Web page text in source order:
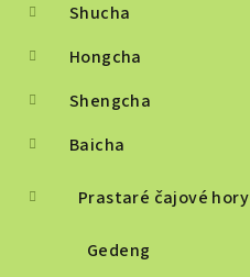
Shucha
Hongcha
Shengcha
Baicha
Prastaré čajové hory
Gedeng